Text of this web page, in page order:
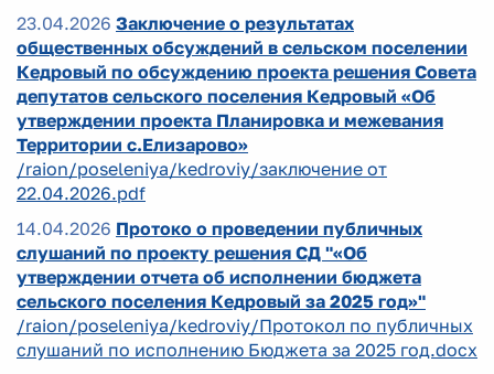
23.04.2026 Заключение о результатах
общественных обсуждений в сельском поселении
Кедровый по обсуждению проекта решения Совета
депутатов сельского поселения Кедровый «Об
утверждении проекта Планировка и межевания
Территории с.Елизарово»
/raion/poseleniya/kedroviy/заключение от
22.04.2026.pdf
14.04.2026 Протоко о проведении публичных
слушаний по проекту решения СД "«Об
утверждении отчета об исполнении бюджета
сельского поселения Кедровый за 2025 год»"
/raion/poseleniya/kedroviy/Протокол по публичных
слушаний по исполнению Бюджета за 2025 год.docx